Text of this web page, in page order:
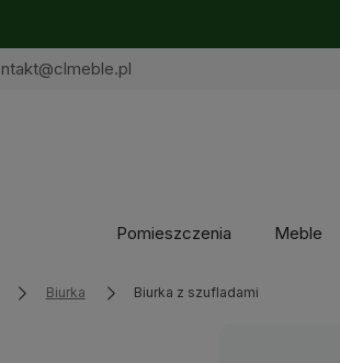
Pomieszczenia Meble
Biurka Biurka z szufladami